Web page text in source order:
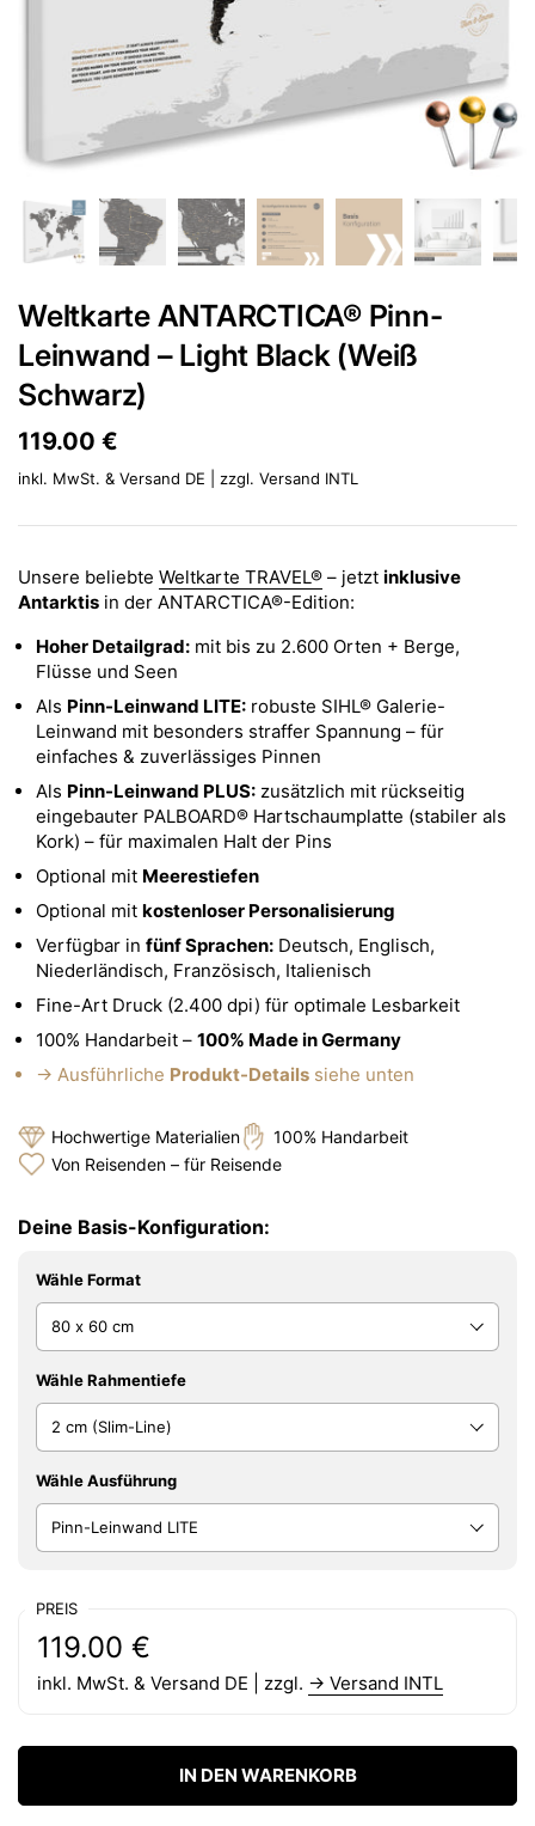
Weltkarte ANTARCTICA® Pinn-
Leinwand – Light Black (Weiß
Schwarz)
Preis:
119.00 €
inkl. MwSt. & Versand DE | zzgl. Versand INTL
Unsere beliebte Weltkarte TRAVEL® – jetzt inklusive
Antarktis in der ANTARCTICA®-Edition:
Hoher Detailgrad: mit bis zu 2.600 Orten + Berge,
Flüsse und Seen
Als Pinn-Leinwand LITE: robuste SIHL® Galerie-
Leinwand mit besonders straffer Spannung – für
einfaches & zuverlässiges Pinnen
Als Pinn-Leinwand PLUS: zusätzlich mit rückseitig
eingebauter PALBOARD® Hartschaumplatte (stabiler als
Kork) – für maximalen Halt der Pins
Optional mit Meerestiefen
Optional mit kostenloser Personalisierung
Verfügbar in fünf Sprachen: Deutsch, Englisch,
Niederländisch, Französisch, Italienisch
Fine-Art Druck (2.400 dpi) für optimale Lesbarkeit
100% Handarbeit – 100% Made in Germany
→ Ausführliche Produkt-Details siehe unten
Hochwertige Materialien
100% Handarbeit
Von Reisenden – für Reisende
Deine Basis-Konfiguration:
Wähle Format
Wähle Rahmentiefe
Wähle Ausführung
PREIS
Preis:
119.00 €
Regulärer Preis:
inkl. MwSt. & Versand DE | zzgl. → Versand INTL
IN DEN WARENKORB